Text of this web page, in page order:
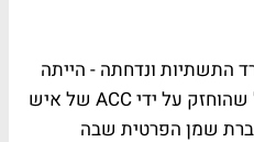
ונדחתה - הייתה
העברת הזכויות ברישיון 'שמן' שהוחזק על ידי ACC של איש
שמן הפרטית שבה